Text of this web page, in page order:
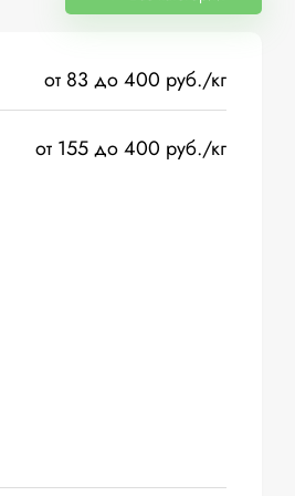
от 83 до 400 руб./кг
от 155 до 400 руб./кг